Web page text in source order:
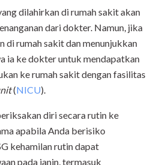
dilahirkan di rumah sakit akan
dari dokter. Namun, jika
di rumah sakit dan menunjukkan
ia ke dokter untuk mendapatkan
ke rumah sakit dengan fasilitas
(NICU).
diri secara rutin ke
apabila Anda berisiko
kehamilan rutin dapat
pada janin, termasuk